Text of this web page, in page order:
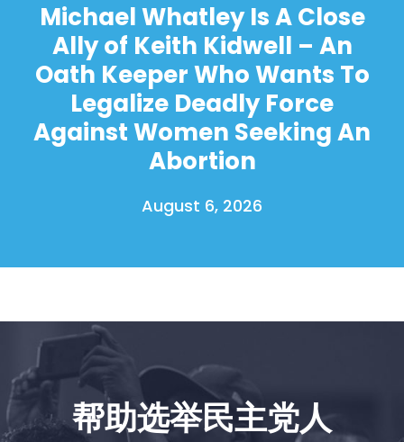
Shop
与我们合作
您的派对
行动
Vote
捐赠
Michael Whatley Is A Close
Ally of Keith Kidwell – An
Oath Keeper Who Wants To
Legalize Deadly Force
Against Women Seeking An
Abortion
August 6, 2026
帮助选举民主党人